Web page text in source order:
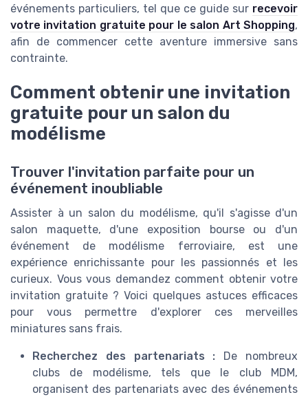
événements particuliers, tel que ce guide sur recevoir
votre invitation gratuite pour le salon Art Shopping,
afin de commencer cette aventure immersive sans
contrainte.
Comment obtenir une invitation
gratuite pour un salon du
modélisme
Trouver l'invitation parfaite pour un
événement inoubliable
Assister à un salon du modélisme, qu'il s'agisse d'un
salon maquette, d'une exposition bourse ou d'un
événement de modélisme ferroviaire, est une
expérience enrichissante pour les passionnés et les
curieux. Vous vous demandez comment obtenir votre
invitation gratuite ? Voici quelques astuces efficaces
pour vous permettre d'explorer ces merveilles
miniatures sans frais.
Recherchez des partenariats : De nombreux
clubs de modélisme, tels que le club MDM,
organisent des partenariats avec des événements